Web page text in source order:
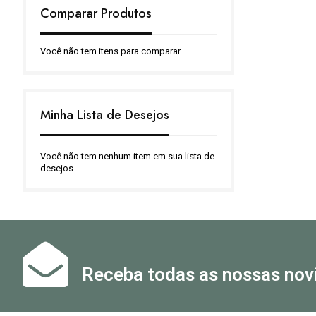
Comparar Produtos
Você não tem itens para comparar.
Minha Lista de Desejos
Você não tem nenhum item em sua lista de
desejos.
Receba todas as nossas